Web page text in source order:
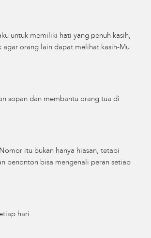
untuk memiliki hati yang penuh kasih,
agar orang lain dapat melihat kasih-Mu
sopan dan membantu orang tua di
itu bukan hanya hiasan, tetapi
penonton bisa mengenali peran setiap
hari.